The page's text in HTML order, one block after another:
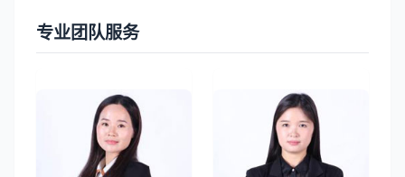
专业团队服务